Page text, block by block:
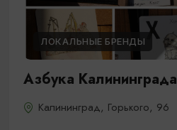
ЛОКАЛЬНЫЕ БРЕНДЫ
Азбука Калининграда
Калининград, Горького, 96